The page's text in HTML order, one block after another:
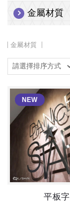
金屬材質
金屬材質
平板字